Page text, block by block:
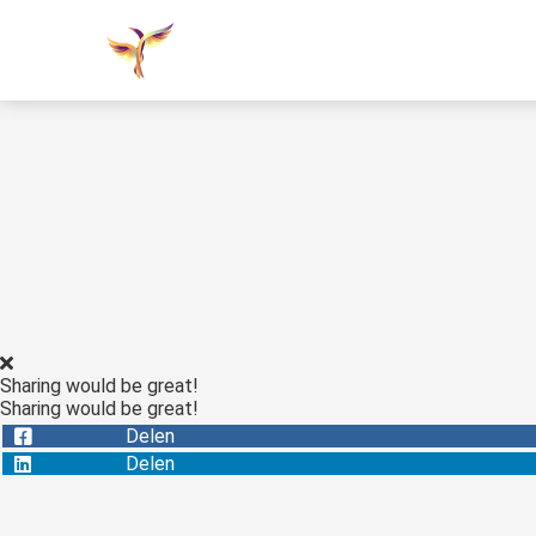
Sharing would be great!
Sharing would be great!
Delen
Delen